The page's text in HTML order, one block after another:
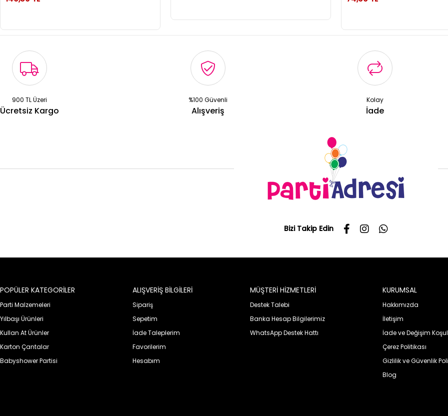
900 TL Üzeri
Ücretsiz Kargo
%100 Güvenli
Alışveriş
Kolay
İade
Bizi Takip Edin
POPÜLER KATEGORİLER
Parti Malzemeleri
Yılbaşı Ürünleri
Kullan At Ürünler
Karton Çantalar
Babyshower Partisi
ALIŞVERİŞ BİLGİLERİ
Sipariş
Sepetim
İade Taleplerim
Favorilerim
Hesabım
MÜŞTERİ HİZMETLERİ
Destek Talebi
Banka Hesap Bilgilerimiz
WhatsApp Destek Hattı
KURUMSAL
Hakkımızda
İletişim
İade ve Değişim
Çerez Politikası
Gizlilik ve Güvenlik
Blog